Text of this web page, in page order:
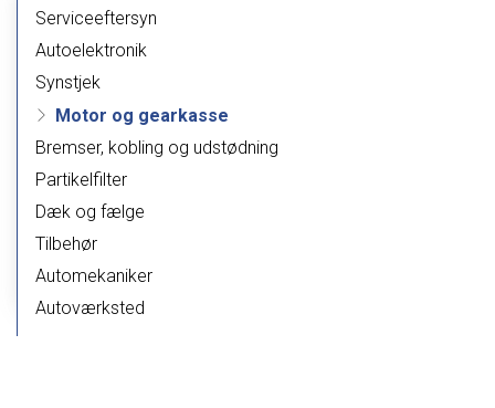
navigation
Serviceeftersyn
Autoelektronik
Synstjek
Motor og gearkasse
Bremser, kobling og udstødning
Partikelfilter
Dæk og fælge
Tilbehør
Automekaniker
Autoværksted